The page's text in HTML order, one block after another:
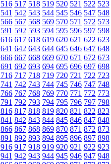
516 517 518 519 520 521 522 523
541 542 543 544 545 546 547 548
566 567 568 569 570 571 572 573
591 592 593 594 595 596 597 598
616 617 618 619 620 621 622 623
641 642 643 644 645 646 647 648
666 667 668 669 670 671 672 673
691 692 693 694 695 696 697 698
716 717 718 719 720 721 722 723
741 742 743 744 745 746 747 748
766 767 768 769 770 771 772 773
791 792 793 794 795 796 797 798
816 817 818 819 820 821 822 823
841 842 843 844 845 846 847 848
866 867 868 869 870 871 872 873
891 892 893 894 895 896 897 898
916 917 918 919 920 921 922 923
941 942 943 944 945 946 947 948